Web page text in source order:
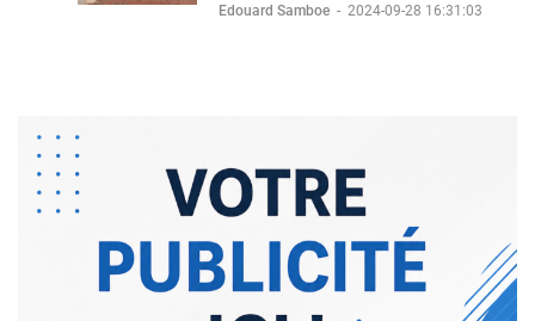
Edouard Samboe - 2024-09-28 16:31:03